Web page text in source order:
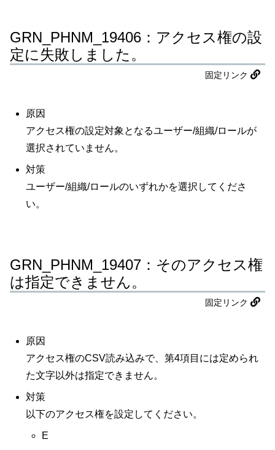
GRN_PHNM_19406：アクセス権の設
定に失敗しました。
固定リンク
原因
アクセス権の設定対象となるユーザー/組織/ロールが
選択されていません。
対策
ユーザー/組織/ロールのいずれかを選択してくださ
い。
GRN_PHNM_19407：そのアクセス権
は指定できません。
固定リンク
原因
アクセス権のCSV読み込みで、第4項目には定められ
た文字以外は指定できません。
対策
以下のアクセス権を設定してください。
E